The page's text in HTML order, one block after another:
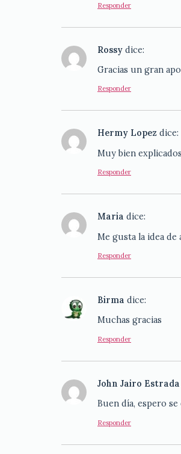
Responder
Rossy dice:
Gracias un gran
Responder
Hermy Lopez dice:
Muy bien
Responder
Maria dice:
Me gusta la idea de
Responder
Birma dice:
Muchas gracias
Responder
John Jairo Estrada
Buen día, espero
Responder